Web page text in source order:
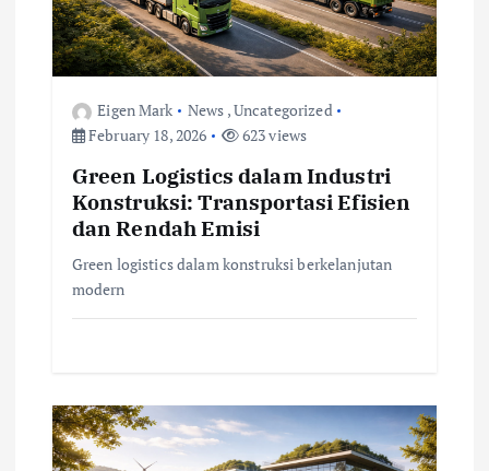
o
Eigen Mark News ,Uncategorized
February 18, 2026
623 views
Green Logistics dalam Industri
Konstruksi: Transportasi Efisien
dan Rendah Emisi
Green logistics dalam konstruksi berkelanjutan
modern